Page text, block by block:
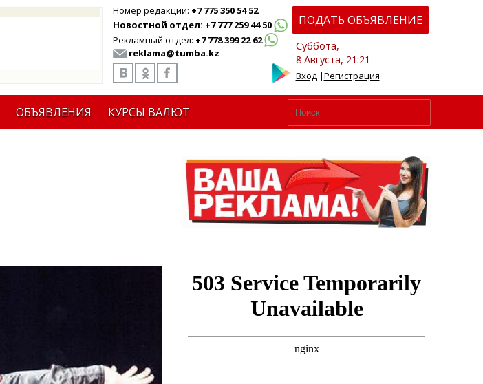
Номер редакции: +7 775 350 54 52
Новостной отдел: +7 777 259 44 50
Рекламный отдел: +7 778 399 22 62
reklama@tumba.kz
ПОДАТЬ ОБЪЯВЛЕНИЕ
Суббота,
8 Августа, 21:21
Вход|Регистрация
ОБЪЯВЛЕНИЯ КУРСЫ ВАЛЮТ